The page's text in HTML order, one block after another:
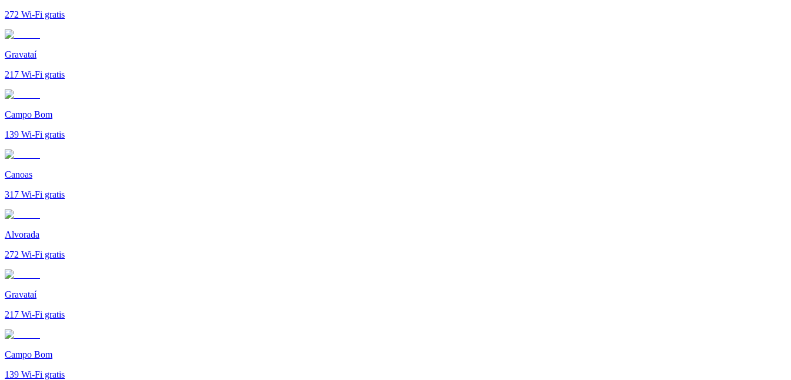
272 Wi-Fi gratis
Gravataí
217 Wi-Fi gratis
Campo Bom
139 Wi-Fi gratis
Canoas
317 Wi-Fi gratis
Alvorada
272 Wi-Fi gratis
Gravataí
217 Wi-Fi gratis
Campo Bom
139 Wi-Fi gratis